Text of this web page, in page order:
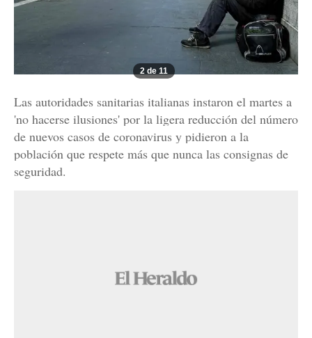
2 de 11
Las autoridades sanitarias italianas instaron el martes a
'no hacerse ilusiones' por la ligera reducción del número
de nuevos casos de coronavirus y pidieron a la
población que respete más que nunca las consignas de
seguridad.